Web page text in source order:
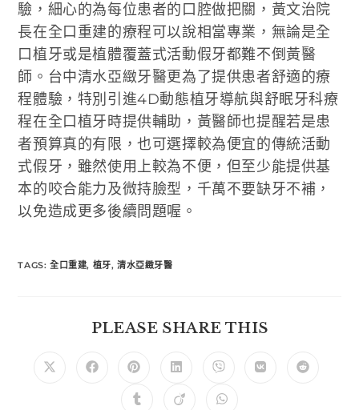
驗，細心的為每位患者的口腔做把關，黃文治院
長在全口重建的療程可以說相當專業，無論是全
口植牙或是植體覆蓋式活動假牙都難不倒黃醫
師。台中清水亞緻牙醫更為了提供患者舒適的療
程體驗，特別引進4D動態植牙導航與舒眠牙科療
程在全口植牙時提供輔助，黃醫師也提醒若是患
者預算真的有限，也可選擇較為便宜的傳統活動
式假牙，雖然使用上較為不便，但至少能提供基
本的咬合能力及微持臉型，千萬不要缺牙不補，
以免造成更多後續問題喔。
TAGS:全口重建, 植牙, 清水亞緻牙醫
PLEASE SHARE THIS